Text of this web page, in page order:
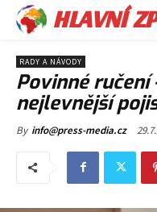
HLAVNÍ
RADY A NÁVODY
Povinné ručení
nejlevnější
By info@press-media.cz